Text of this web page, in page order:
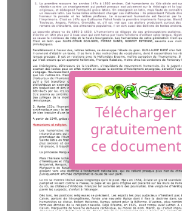
Télécharger
gratuitement
ce document